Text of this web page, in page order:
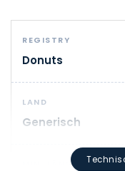
REGISTRY
Donuts
LAND
Generisch
MIN. LÄNGE